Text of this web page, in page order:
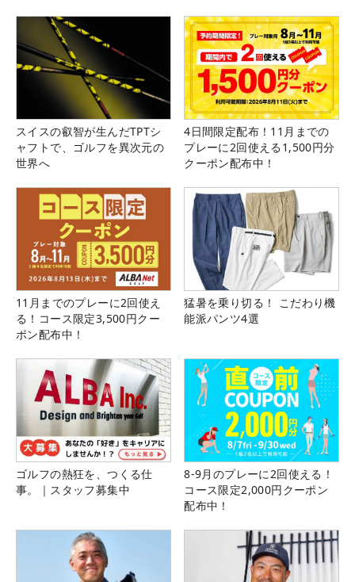
スイスの叡智が生んだTPTシ
ャフトで、ゴルフを異次元の
世界へ
4日間限定配布！11月までの
プレーに2回使える1,500円分
クーポン配布中！
11月までのプレーに2回使え
る！コース限定3,500円クー
ポン配布中！
猛暑を乗り切る！ こだわり機
能派パンツ4選
ゴルフの熱狂を、つくる仕
事。｜スタッフ募集中
8-9月のプレーに2回使える！
コース限定2,000円クーポン
配布中！